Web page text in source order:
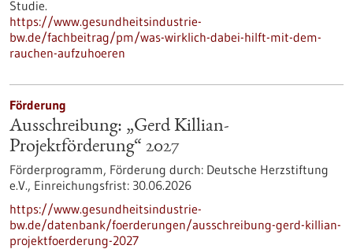
Studie.
https://www.gesundheitsindustrie-
bw.de/fachbeitrag/pm/was-wirklich-dabei-hilft-mit-dem-
rauchen-aufzuhoeren
Förderung
Ausschreibung: „Gerd Killian-
Projektförderung“ 2027
Förderprogramm, Förderung durch: Deutsche Herzstiftung
e.V., Einreichungsfrist: 30.06.2026
https://www.gesundheitsindustrie-
bw.de/datenbank/foerderungen/ausschreibung-gerd-killian-
projektfoerderung-2027